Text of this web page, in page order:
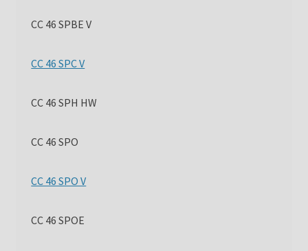
CC 46 SPBE V
CC 46 SPC V
CC 46 SPH HW
CC 46 SPO
CC 46 SPO V
CC 46 SPOE